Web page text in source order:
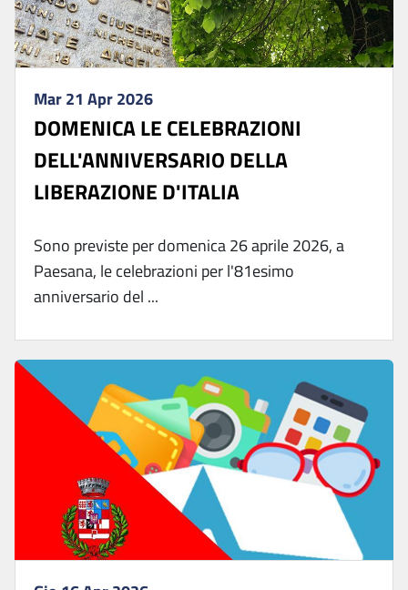
Mar 21 Apr 2026
DOMENICA LE CELEBRAZIONI
DELL'ANNIVERSARIO DELLA
LIBERAZIONE D'ITALIA
Sono previste per domenica 26 aprile 2026, a
Paesana, le celebrazioni per l'81esimo
anniversario del ...